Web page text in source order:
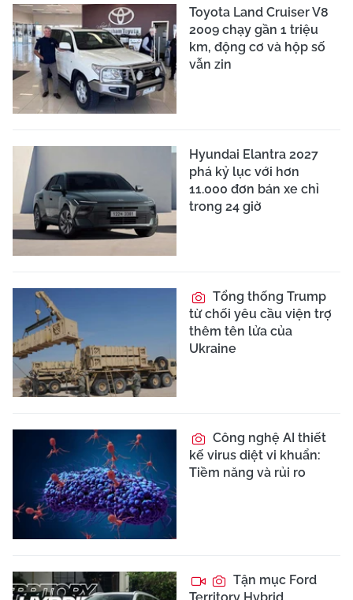
Toyota Land Cruiser V8
2009 chạy gần 1 triệu
km, động cơ và hộp số
vẫn zin
Hyundai Elantra 2027
phá kỷ lục với hơn
11.000 đơn bán xe chỉ
trong 24 giờ
Tổng thống Trump
từ chối yêu cầu viện trợ
thêm tên lửa của
Ukraine
Công nghệ AI thiết
kế virus diệt vi khuẩn:
Tiềm năng và rủi ro
Tận mục Ford